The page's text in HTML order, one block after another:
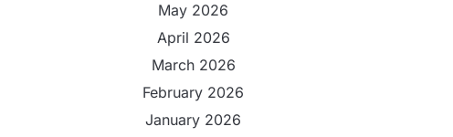
May 2026
April 2026
March 2026
February 2026
January 2026